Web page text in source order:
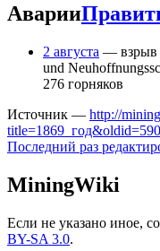
Аварии
2 августа — взрыв
und
276 горняков
Источник — http://
Последний раз
MiningWiki
Если не указано иное,
BY-SA 3.0.